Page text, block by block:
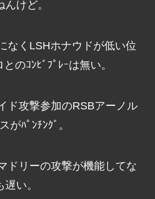
けど。
なくLSHホナウドが低い位
のｺﾝﾋﾞﾌﾟﾚｰは無い。
ド攻撃参加のRSBアーノル
がﾊﾟﾝﾁﾝｸﾞ。
ドリーの攻撃が機能してな
い。